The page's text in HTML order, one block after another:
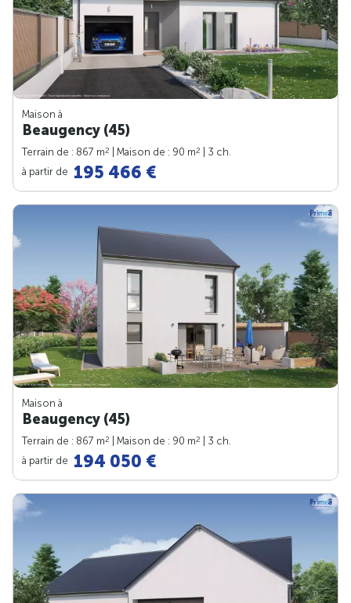
Maison à
Beaugency (45)
Terrain de : 867 m2 | Maison de : 90 m2
| 3 ch.
à partir de 195 466 €
Maison à
Beaugency (45)
Terrain de : 867 m2 | Maison de : 90 m2
| 3 ch.
à partir de 194 050 €